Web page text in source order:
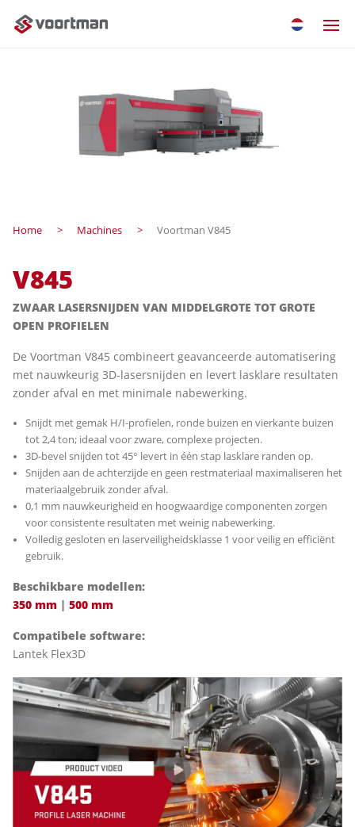
Home Machines Voortman V845
V845
ZWAAR LASERSNIJDEN VAN MIDDELGROTE TOT GROTE
OPEN PROFIELEN
De Voortman V845 combineert geavanceerde automatisering
met nauwkeurig 3D-lasersnijden en levert lasklare resultaten
zonder afval en met minimale nabewerking.
Snijdt met gemak H/I-profielen, ronde buizen en vierkante buizen
tot 2,4 ton; ideaal voor zware, complexe projecten.
3D-bevel snijden tot 45° levert in één stap lasklare randen op.
Snijden aan de achterzijde en geen restmateriaal maximaliseren het
materiaalgebruik zonder afval.
0,1 mm nauwkeurigheid en hoogwaardige componenten zorgen
voor consistente resultaten met weinig nabewerking.
Volledig gesloten en laserveiligheidsklasse 1 voor veilig en efficiënt
gebruik.
Beschikbare modellen:
350 mm | 500 mm
Compatibele software:
Lantek Flex3D